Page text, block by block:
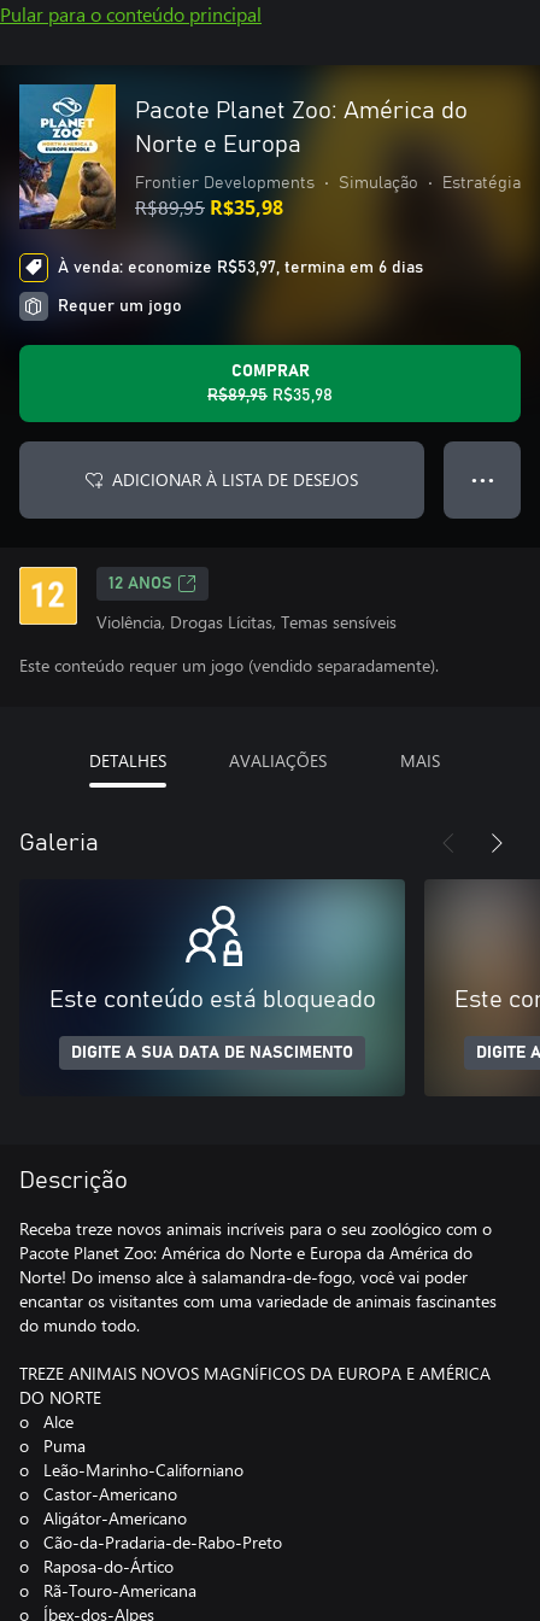
Pular para o conteúdo principal
Pacote Planet Zoo: América do
Norte e Europa
Frontier Developments • Simulação • Estratégia
R$89,95 R$35,98
À venda: economize R$53,97, termina em 6 dias
Requer um jogo
COMPRAR
R$89,95 R$35,98
ADICIONAR À LISTA DE DESEJOS ● ● ●
12 ANOS
Violência, Drogas Lícitas, Temas sensíveis
Este conteúdo requer um jogo (vendido separadamente).
DETALHES AVALIAÇÕES MAIS
Galeria
Este conteúdo está bloqueado
DIGITE A SUA DATA DE NASCIMENTO
Este
DIGITE
Descrição
Receba treze novos animais incríveis para o seu zoológico com o
Pacote Planet Zoo: América do Norte e Europa da América do
Norte! Do imenso alce à salamandra-de-fogo, você vai poder
encantar os visitantes com uma variedade de animais fascinantes
do mundo todo.
TREZE ANIMAIS NOVOS MAGNÍFICOS DA EUROPA E AMÉRICA
DO NORTE
o Alce
o Puma
o Leão-Marinho-Californiano
o Castor-Americano
o Aligátor-Americano
o Cão-da-Pradaria-de-Rabo-Preto
o Raposa-do-Ártico
o Rã-Touro-Americana
o Íbex-dos-Alpes